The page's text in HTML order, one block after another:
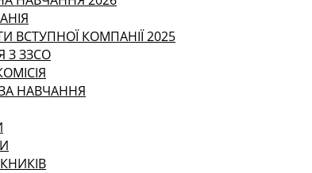
ВСТУПНОЇ КОМПАНІЇ 2025
З ЗЗСО
НАВЧАННЯ